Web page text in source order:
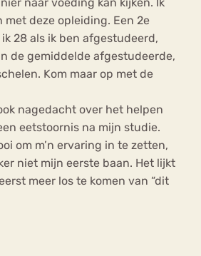
met deze opleiding. Een 2e
28 als ik ben afgestudeerd,
de gemiddelde afgestudeerde,
Kom maar op met de
nagedacht over het helpen
eetstoornis na mijn studie.
om m’n ervaring in te zetten,
niet mijn eerste baan. Het lijkt
meer los te komen van “dit